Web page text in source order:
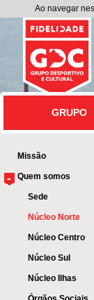
Ao navegar
GRUPO
GRUPO
Missão
- Quem somos
Sede
Núcleo Norte
Núcleo Centro
Núcleo Sul
Núcleo Ilhas